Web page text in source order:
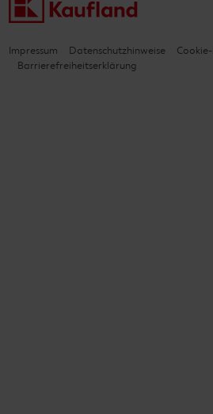
Impressum Datenschutzhinweise
Barrierefreiheitserklärung